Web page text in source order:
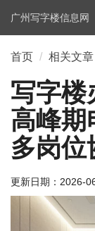
广州写字楼信息网
首页 相关文章
写字楼
高峰期
多岗位
更新日期： 2026-